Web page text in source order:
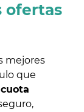
ofertas
mejores
que
cuota